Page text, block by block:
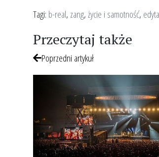
Tagi: b-real, zang,życie i samotność,
Przeczytaj także
Poprzedni artykuł